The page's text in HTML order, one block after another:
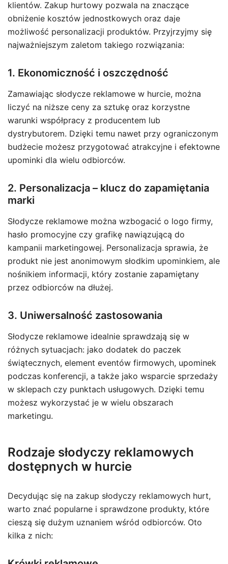
klientów. Zakup hurtowy pozwala na znaczące
obniżenie kosztów jednostkowych oraz daje
możliwość personalizacji produktów. Przyjrzyjmy się
najważniejszym zaletom takiego rozwiązania:
1. Ekonomiczność i oszczędność
Zamawiając słodycze reklamowe w hurcie, można
liczyć na niższe ceny za sztukę oraz korzystne
warunki współpracy z producentem lub
dystrybutorem. Dzięki temu nawet przy ograniczonym
budżecie możesz przygotować atrakcyjne i efektowne
upominki dla wielu odbiorców.
2. Personalizacja – klucz do zapamiętania
marki
Słodycze reklamowe można wzbogacić o logo firmy,
hasło promocyjne czy grafikę nawiązującą do
kampanii marketingowej. Personalizacja sprawia, że
produkt nie jest anonimowym słodkim upominkiem, ale
nośnikiem informacji, który zostanie zapamiętany
przez odbiorców na dłużej.
3. Uniwersalność zastosowania
Słodycze reklamowe idealnie sprawdzają się w
różnych sytuacjach: jako dodatek do paczek
świątecznych, element eventów firmowych, upominek
podczas konferencji, a także jako wsparcie sprzedaży
w sklepach czy punktach usługowych. Dzięki temu
możesz wykorzystać je w wielu obszarach
marketingu.
Rodzaje słodyczy reklamowych
dostępnych w hurcie
Decydując się na zakup słodyczy reklamowych hurt,
warto znać popularne i sprawdzone produkty, które
cieszą się dużym uznaniem wśród odbiorców. Oto
kilka z nich: